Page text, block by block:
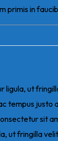
primis in
ligula, ut
tempus justo
sit
ut fringilla